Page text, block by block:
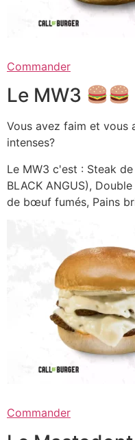
Commander
Le MW3
Vous avez faim et vous
intenses?
Le MW3 c'est : Steak
BLACK ANGUS),
de bœuf fumés, Pains
Commander